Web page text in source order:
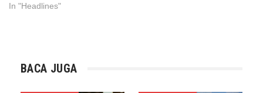
In "Headlines"
BACA JUGA